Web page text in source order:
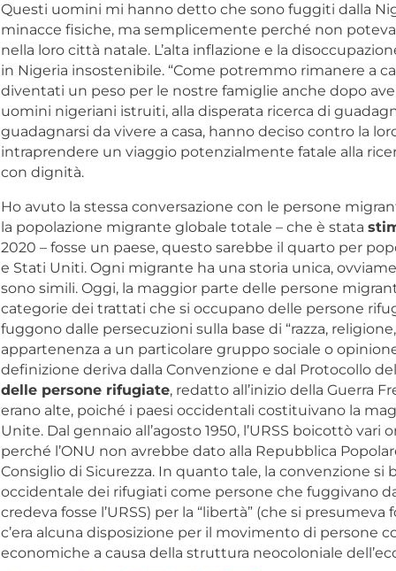
Questi uomini mi hanno detto che sono fuggiti dalla
minacce fisiche, ma semplicemente perché non
nella loro città natale. L’alta inflazione e la
in Nigeria insostenibile. “Come potremmo rimanere a
diventati un peso per le nostre famiglie anche dopo
uomini nigeriani istruiti, alla disperata ricerca di
guadagnarsi da vivere a casa, hanno deciso contro la
intraprendere un viaggio potenzialmente fatale alla
con dignità.
Ho avuto la stessa conversazione con le persone
la popolazione migrante globale totale – che è stata
2020 – fosse un paese, questo sarebbe il quarto per
e Stati Uniti. Ogni migrante ha una storia unica,
sono simili. Oggi, la maggior parte delle persone
categorie dei trattati che si occupano delle persone
fuggono dalle persecuzioni sulla base di “razza,
appartenenza a un particolare gruppo sociale o
definizione deriva dalla Convenzione e dal Protocollo del
delle persone rifugiate, redatto all’inizio della Guerra
erano alte, poiché i paesi occidentali costituivano la
Unite. Dal gennaio all’agosto 1950, l’URSS boicottò vari
perché l’ONU non avrebbe dato alla Repubblica
Consiglio di Sicurezza. In quanto tale, la convenzione si
occidentale dei rifugiati come persone che fuggivano
credeva fosse l’URSS) per la “libertà” (che si presumeva
c’era alcuna disposizione per il movimento di persone
economiche a causa della struttura neocoloniale